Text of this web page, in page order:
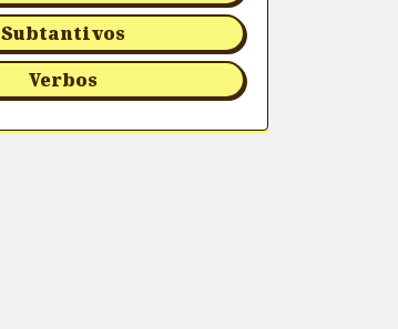
Subtantivos
Verbos